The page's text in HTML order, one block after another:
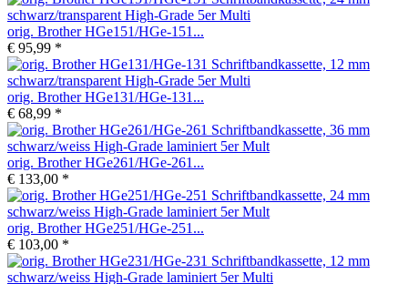
orig. Brother HGe151/HGe-151...
€ 95,99 *
orig. Brother HGe131/HGe-131...
€ 68,99 *
orig. Brother HGe261/HGe-261...
€ 133,00 *
orig. Brother HGe251/HGe-251...
€ 103,00 *